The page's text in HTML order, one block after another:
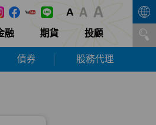
融 期貨 投顧
債券 股務代理